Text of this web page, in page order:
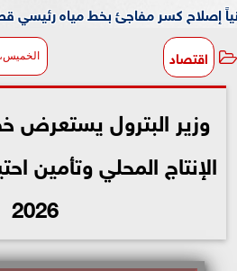
بخط مياه رئيسي قطر 1000
اقتصاد الخميس، 22 يناير 2026
وزير البترول يستعرض
الإنتاج المحلي وتأمين
2026